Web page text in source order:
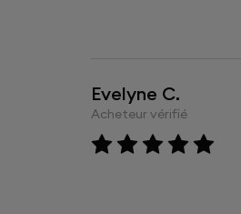
Evelyne C.
Acheteur vérifié